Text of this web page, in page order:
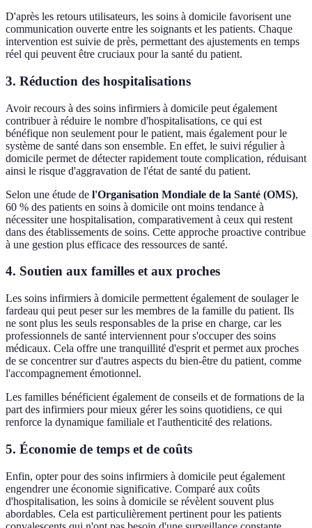
D'après les retours utilisateurs, les soins à domicile favorisent une
communication ouverte entre les soignants et les patients. Chaque
intervention est suivie de près, permettant des ajustements en temps
réel qui peuvent être cruciaux pour la santé du patient.
3. Réduction des hospitalisations
Avoir recours à des soins infirmiers à domicile peut également
contribuer à réduire le nombre d'hospitalisations, ce qui est
bénéfique non seulement pour le patient, mais également pour le
système de santé dans son ensemble. En effet, le suivi régulier à
domicile permet de détecter rapidement toute complication, réduisant
ainsi le risque d'aggravation de l'état de santé du patient.
Selon une étude de l'Organisation Mondiale de la Santé (OMS),
60 % des patients en soins à domicile ont moins tendance à
nécessiter une hospitalisation, comparativement à ceux qui restent
dans des établissements de soins. Cette approche proactive contribue
à une gestion plus efficace des ressources de santé.
4. Soutien aux familles et aux proches
Les soins infirmiers à domicile permettent également de soulager le
fardeau qui peut peser sur les membres de la famille du patient. Ils
ne sont plus les seuls responsables de la prise en charge, car les
professionnels de santé interviennent pour s'occuper des soins
médicaux. Cela offre une tranquillité d'esprit et permet aux proches
de se concentrer sur d'autres aspects du bien-être du patient, comme
l'accompagnement émotionnel.
Les familles bénéficient également de conseils et de formations de la
part des infirmiers pour mieux gérer les soins quotidiens, ce qui
renforce la dynamique familiale et l'authenticité des relations.
5. Économie de temps et de coûts
Enfin, opter pour des soins infirmiers à domicile peut également
engendrer une économie significative. Comparé aux coûts
d'hospitalisation, les soins à domicile se révèlent souvent plus
abordables. Cela est particulièrement pertinent pour les patients